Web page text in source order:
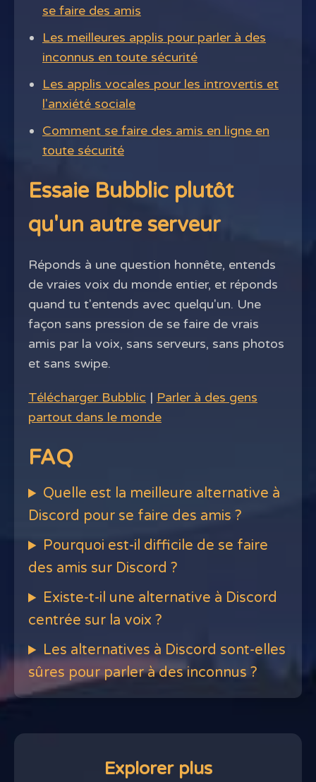
se faire des amis
Les meilleures applis pour parler à des
inconnus en toute sécurité
Les applis vocales pour les introvertis et
l'anxiété sociale
Comment se faire des amis en ligne en
toute sécurité
Essaie Bubblic plutôt
qu'un autre serveur
Réponds à une question honnête, entends
de vraies voix du monde entier, et réponds
quand tu t'entends avec quelqu'un. Une
façon sans pression de se faire de vrais
amis par la voix, sans serveurs, sans photos
et sans swipe.
Télécharger Bubblic | Parler à des gens
partout dans le monde
FAQ
Quelle est la meilleure alternative à
Discord pour se faire des amis ?
Pourquoi est-il difficile de se faire
des amis sur Discord ?
Existe-t-il une alternative à Discord
centrée sur la voix ?
Les alternatives à Discord sont-elles
sûres pour parler à des inconnus ?
Explorer plus